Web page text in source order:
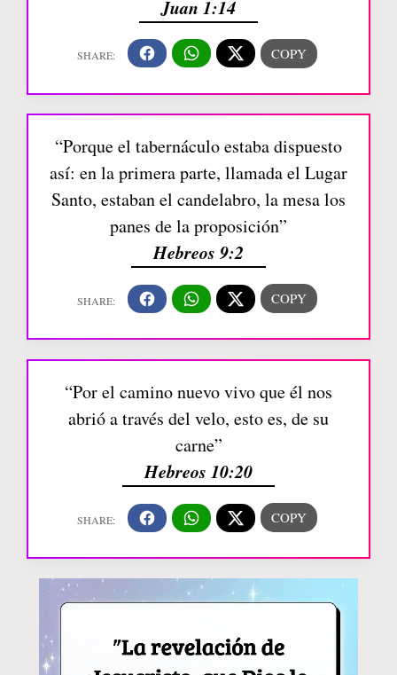
Juan 1:14
“Porque el tabernáculo estaba dispuesto
así: en la primera parte, llamada el Lugar
Santo, estaban el candelabro, la mesa los
panes de la proposición”
Hebreos 9:2
“Por el camino nuevo vivo que él nos
abrió a través del velo, esto es, de su
carne”
Hebreos 10:20